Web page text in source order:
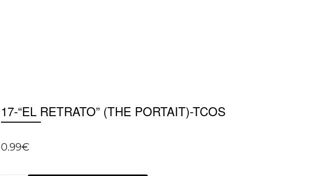
17-“EL RETRATO” (THE PORTAIT)-TCOS
0.99€